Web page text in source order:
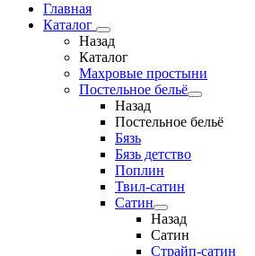
Главная
Каталог
Назад
Каталог
Махровые простыни
Постельное бельё
Назад
Постельное бельё
Бязь
Бязь детство
Поплин
Твил-сатин
Сатин
Назад
Сатин
Страйп-сатин